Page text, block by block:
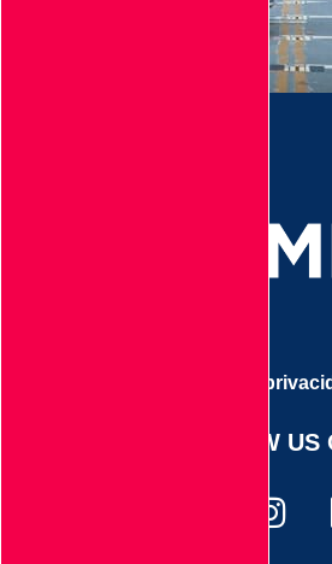
Aviso de
FOLLOW US